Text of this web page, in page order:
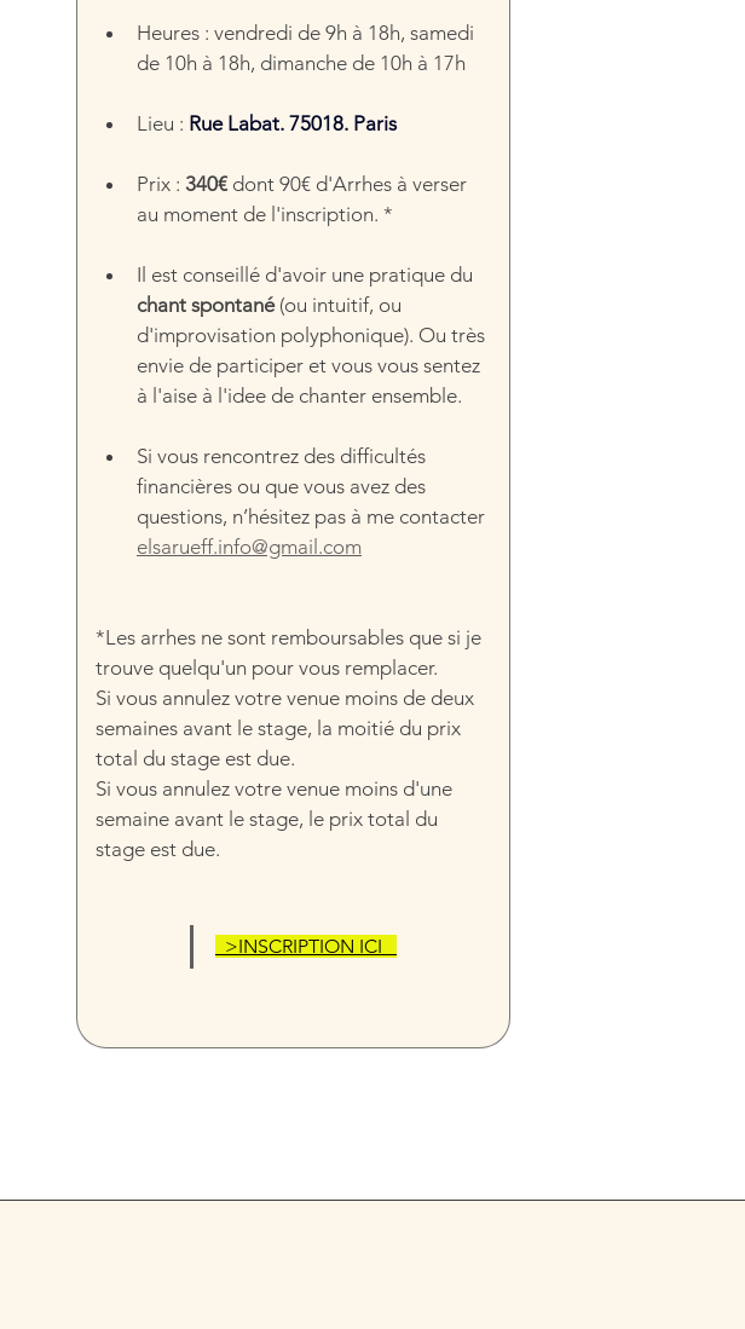
Heures : vendredi de 9h à 18h, samedi
de 10h à 18h, dimanche de 10h à 17h
Lieu : Rue Labat. 75018. Paris
Prix : 340€ dont 90€ d'Arrhes à verser
au moment de l'inscription. *
Il est conseillé d'avoir une pratique du
chant spontané (ou intuitif, ou
d'improvisation polyphonique). Ou très
envie de participer et vous vous sentez
à l'aise à l'idee de chanter ensemble.
Si vous rencontrez des difficultés
financières ou que vous avez des
questions, n’hésitez pas à me contacter
elsarueff.info@gmail.com
*Les arrhes ne sont remboursables que si je
trouve quelqu'un pour vous remplacer.
Si vous annulez votre venue moins de deux
semaines avant le stage, la moitié du prix
total du stage est due.
Si vous annulez votre venue moins d'une
semaine avant le stage, le prix total du
stage est due.
  >INSCRIPTION ICI